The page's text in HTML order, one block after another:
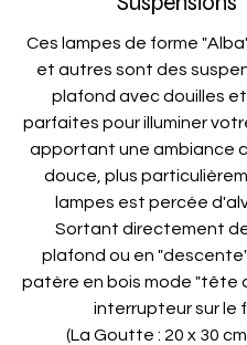
Ces lampes de forme
et autres sont des
plafond avec douilles et
parfaites pour illuminer
apportant une ambiance
douce, plus
lampes est percée
Sortant directement
plafond ou en
patère en bois mode "tête
interrupteur sur le
(La Goutte : 20 x 30